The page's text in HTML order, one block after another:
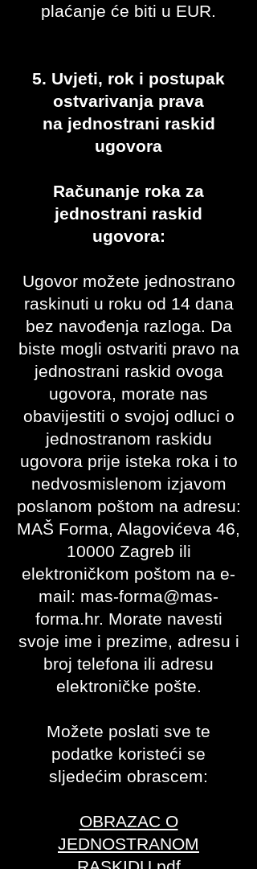
plaćanje će biti u EUR.
5. Uvjeti, rok i postupak
ostvarivanja prava
na jednostrani raskid
ugovora
Računanje roka za
jednostrani raskid
ugovora:
Ugovor možete jednostrano
raskinuti u roku od 14 dana
bez navođenja razloga. Da
biste mogli ostvariti pravo na
jednostrani raskid ovoga
ugovora, morate nas
obavijestiti o svojoj odluci o
jednostranom raskidu
ugovora prije isteka roka i to
nedvosmislenom izjavom
poslanom poštom na adresu:
MAŠ Forma, Alagovićeva 46,
10000 Zagreb ili
elektroničkom poštom na e-
mail: mas-forma@mas-
forma.hr. Morate navesti
svoje ime i prezime, adresu i
broj telefona ili adresu
elektroničke pošte.
Možete poslati sve te
podatke koristeći se
sljedećim obrascem:
OBRAZAC O
JEDNOSTRANOM